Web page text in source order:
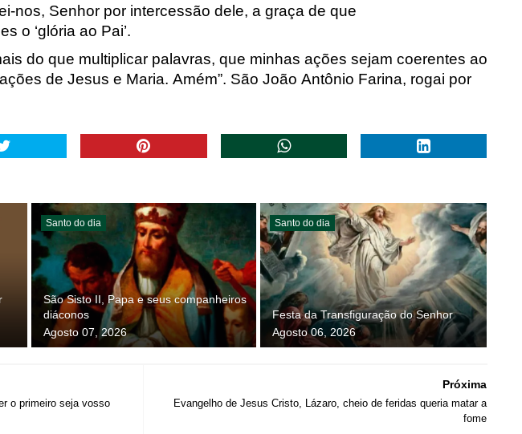
nos, Senhor por intercessão dele, a graça de que
o ‘glória ao Pai’.
do que multiplicar palavras, que minhas ações sejam coerentes ao
de Jesus e Maria. Amém”. São João Antônio Farina, rogai por
Santo do dia
São Sisto II, Papa e seus companheiros
diáconos
Agosto 07, 2026
Santo do dia
Festa da Transfiguração do Senhor
Agosto 06, 2026
Próxima
Evangelho de Jesus Cristo, Lázaro, cheio de feridas queria matar a
fome
o primeiro seja vosso